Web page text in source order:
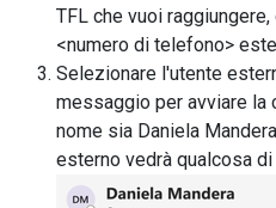
TFL che vuoi
<numero di telefono>
Selezionare l'utente
messaggio per avviare la
nome sia Daniela
esterno vedrà qualcosa